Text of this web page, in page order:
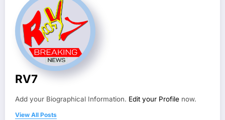
RV7
Add your Biographical Information. Edit your Profile now.
View All Posts